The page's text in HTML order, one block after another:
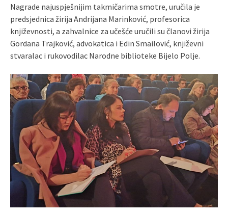
Nagrade najuspješnijim takmičarima smotre, uručila je
predsjednica žirija Andrijana Marinković, profesorica
književnosti, a zahvalnice za učešće uručili su članovi žirija
Gordana Trajković, advokatica i Edin Smailović, književni
stvaralac i rukovodilac Narodne biblioteke Bijelo Polje.